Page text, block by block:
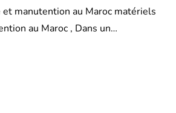
manutention au Maroc matériels
au Maroc , Dans un…